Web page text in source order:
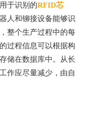
于识别的RFID芯
人和铆接设备能够识
整个生产过程中的每
过程信息可以根据构
储在数据库中。从长
作应尽量减少，由自